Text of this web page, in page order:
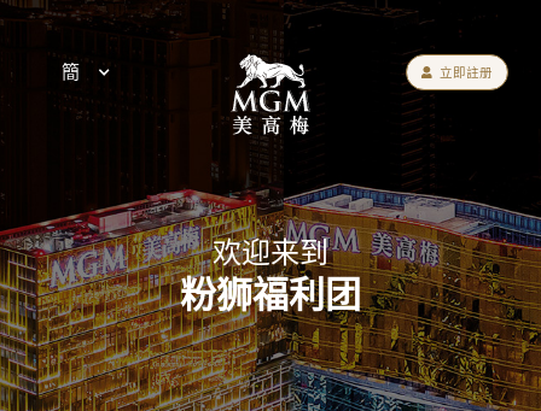
欢迎来到
粉狮福利团
立即註册
簡